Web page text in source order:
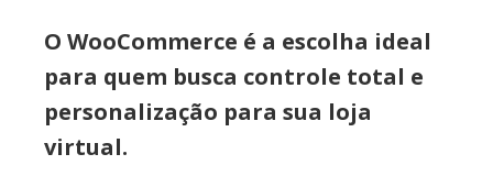
O WooCommerce é a escolha ideal
para quem busca controle total e
personalização para sua loja
virtual.